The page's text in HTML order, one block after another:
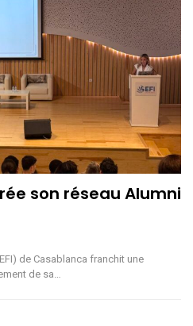
son réseau Alumni
de Casablanca franchit une
de sa…